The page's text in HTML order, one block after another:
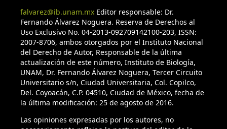
falvarez@ib.unam.mxEditor responsable: Dr.
Fernando Álvarez Noguera. Reserva de Derechos al
Uso Exclusivo No. 04-2013-092709142100-203, ISSN:
2007-8706, ambos otorgados por el Instituto Nacional
del Derecho de Autor, Responsable de la última
actualización de este número, Instituto de Biología,
UNAM, Dr. Fernando Álvarez Noguera, Tercer Circuito
Universitario s/n, Ciudad Universitaria, Col. Copilco,
Del. Coyoacán, C.P. 04510, Ciudad de México, fecha de
la última modificación: 25 de agosto de 2016.
Las opiniones expresadas por los autores, no